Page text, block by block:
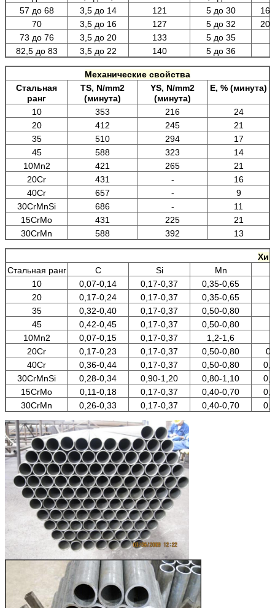
57 до 68
3,5 до 14 121 5 до 30
70
3,5 до 16 127 5 до 32
73 до 76
3,5 до 20 133
5 до 35
82,5 до 83
3,5 до 22 140 5 до 36
Механические свойства
Стальная
ранг
TS, N/mm2
(минута)
YS, N/mm2
(минута)
E, % (минута)
10 353 216
24
20
412 245
21
35
510 294
17
45
588 323
14
10Mn2
421 265
21
20Cr
431 -
16
40Cr
657 -
9
30CrMnSi
686 -
11
15CrMo
431 225
21
30CrMn
588 392 13
Стальная ранг
C Si
Mn
10
0,07-0,14 0,17-0,37 0,35-0,65
20
0,17-0,24 0,17-0,37 0,35-0,65
35
0,32-0,40 0,17-0,37 0,50-0,80
45
0,42-0,45 0,17-0,37 0,50-0,80
10Mn2
0,07-0,15 0,17-0,37 1,2-1,6
20Cr
0,17-0,23 0,17-0,37 0,50-0,80
40Cr
0,36-0,44 0,17-0,37 0,50-0,80
30CrMnSi
0,28-0,34 0,90-1,20 0,80-1,10
15CrMo
0,11-0,18 0,17-0,37 0,40-0,70
30CrMn
0,26-0,33 0,17-0,37 0,40-0,70